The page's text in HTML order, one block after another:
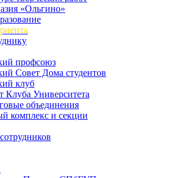
«Ольгино»
профсоюз
Совет Дома студентов
клуб
Клуба Университета
объединения
комплекс и секции